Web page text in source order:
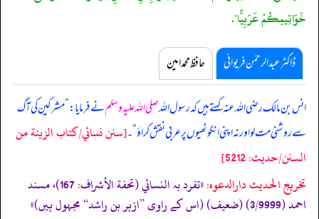
خَوَاتِيمِكُمْ عَرَبِيًّا".
ڈاکٹر عبدالرحمٰن فریوائی حافظ محمد امین
انس بن مالک رضی اللہ عنہ کہتے ہیں کہرسول اللہصلی اللہ علیہ وسلمنے فرمایا:”مشرکین کی آگ
سے روشنی مت لو اور نہ اپنی انگوٹھیوں پر عربی نقش کراؤ“۔[سنن نسائي/كتاب الزينة من
السنن/حدیث: 5212]
تخریج الحدیث دارالدعوہ:
«تفرد بہ النسائي (تحفة الأشراف: 167)، مسند
احمد (3/9999) (ضعیف) (اس کے راوی ”ازہر بن راشد“ مجہول ہیں)»